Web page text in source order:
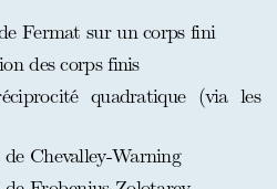
Fermat sur un corps fini
des corps finis
quadratique (via les
Chevalley-Warning